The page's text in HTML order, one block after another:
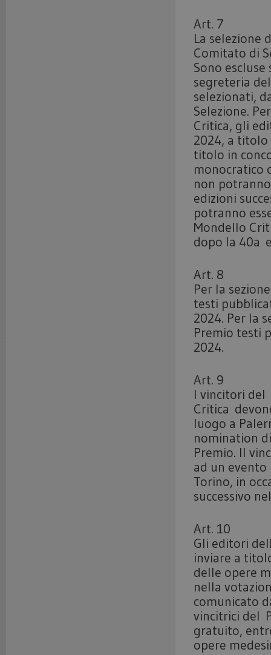
Art. 7
La selezione
Comitato di
Sono
segreteria
selezionati,
Selezione.
Critica, gli
2024, a
titolo in
monocratico
non
edizioni
potranno
Mondello
dopo la 40a
Art. 8
Per la
testi
2024. Per la
Premio testi
2024.
Art. 9
I vincitori del
Critica
luogo a
nomination
Premio. Il
ad un
Torino, in
successivo
Art. 10
Gli editori
inviare a
delle opere
nella
comunicato
vincitrici del
gratuito,
opere